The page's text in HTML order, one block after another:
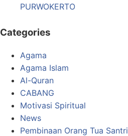
PURWOKERTO
Categories
Agama
Agama Islam
Al-Quran
CABANG
Motivasi Spiritual
News
Pembinaan Orang Tua Santri